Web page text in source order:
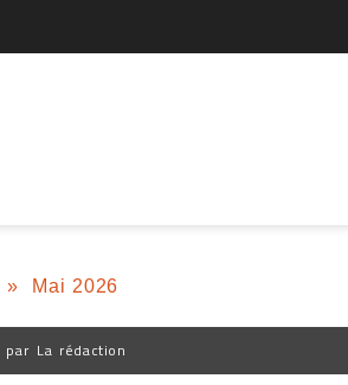
» Mai 2026
par La rédaction